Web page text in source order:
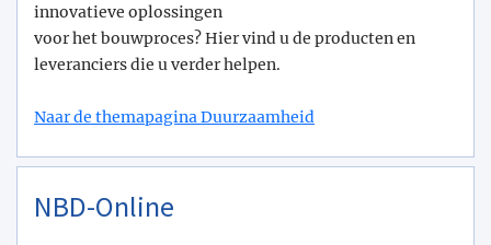
innovatieve oplossingen
voor het bouwproces? Hier vind u de producten en
leveranciers die u verder helpen.
Naar de themapagina Duurzaamheid
NBD-Online